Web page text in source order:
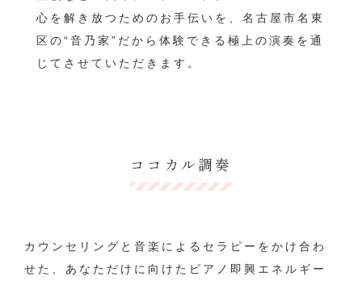
心を解き放つためのお手伝いを、名古屋市名東
区の“音乃家”だから体験できる極上の演奏を通
じてさせていただきます。
ココカル調奏
カウンセリングと音楽によるセラピーをかけ合わ
せた、あなただけに向けたピアノ即興エネルギー